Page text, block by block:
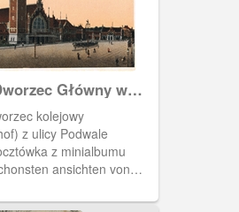
Główny w
kolejowy
z ulicy Podwale
ansichten von